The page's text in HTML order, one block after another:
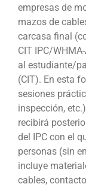
empresas de
mazos de
carcasa final
CIT IPC/
al estudiante/
(CIT). En esta
sesiones
inspección,
recibirá
del IPC con el
personas (sin
incluye
cables,